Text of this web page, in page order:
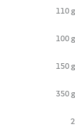
110 g
100 g
150 g
350 g
2